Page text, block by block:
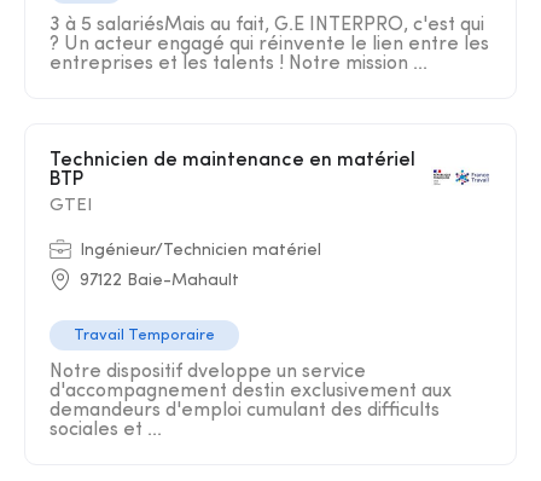
3 à 5 salariésMais au fait, G.E INTERPRO, c'est qui
? Un acteur engagé qui réinvente le lien entre les
entreprises et les talents ! Notre mission ...
BTP
GTEI
Ingénieur/Technicien matériel
97122 Baie-Mahault
Travail Temporaire
Notre dispositif dveloppe un service
d'accompagnement destin exclusivement aux
demandeurs d'emploi cumulant des difficults
sociales et ...